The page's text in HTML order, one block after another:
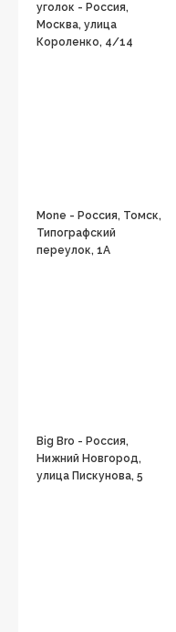
уголок - Россия,
Москва, улица
Короленко, 4/14
Mone - Россия, Томск,
Типографский
переулок, 1А
Big Bro - Россия,
Нижний Новгород,
улица Пискунова, 5